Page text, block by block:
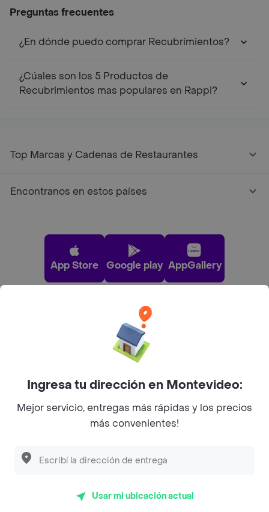
Preguntas frecuentes
¿En dónde puedo comprar Recubrimientos?
¿Cúales son los 5 Productos de
Recubrimientos mas populares en Rappi?
Top Marcas y Cadenas de Restaurantes
Encontranos en estos países
App Store Google play AppGallery
Pide tu comida favorita cerca de ti
2026 Rappi Inc. All rights reserved.
Ingresa tu dirección en Montevideo:
Mejor servicio, entregas más rápidas y los precios
más convenientes!
Usar mi ubicación actual